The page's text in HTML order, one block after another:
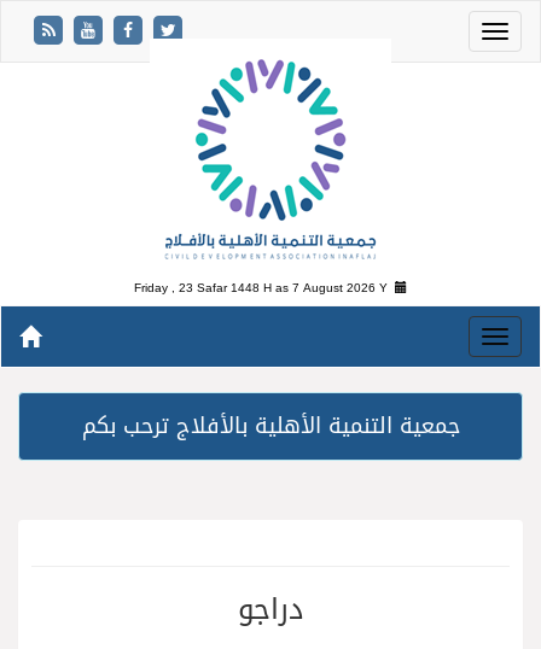
Friday , 23 Safar 1448 H as7 August 2026 Y
جمعية التنمية الأهلية بالأفلاج ترحب بكم
دراجو